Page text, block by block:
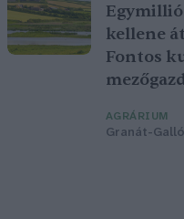
kellene
Fontos
AGRÁRIUM
Granát-